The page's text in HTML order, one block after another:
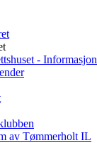
- Informasjon
av Tømmerholt IL